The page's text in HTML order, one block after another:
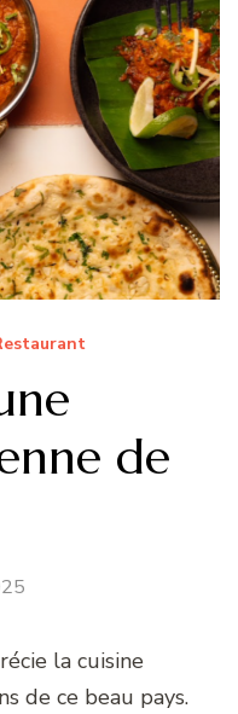
de
la cuisine
de ce beau pays.